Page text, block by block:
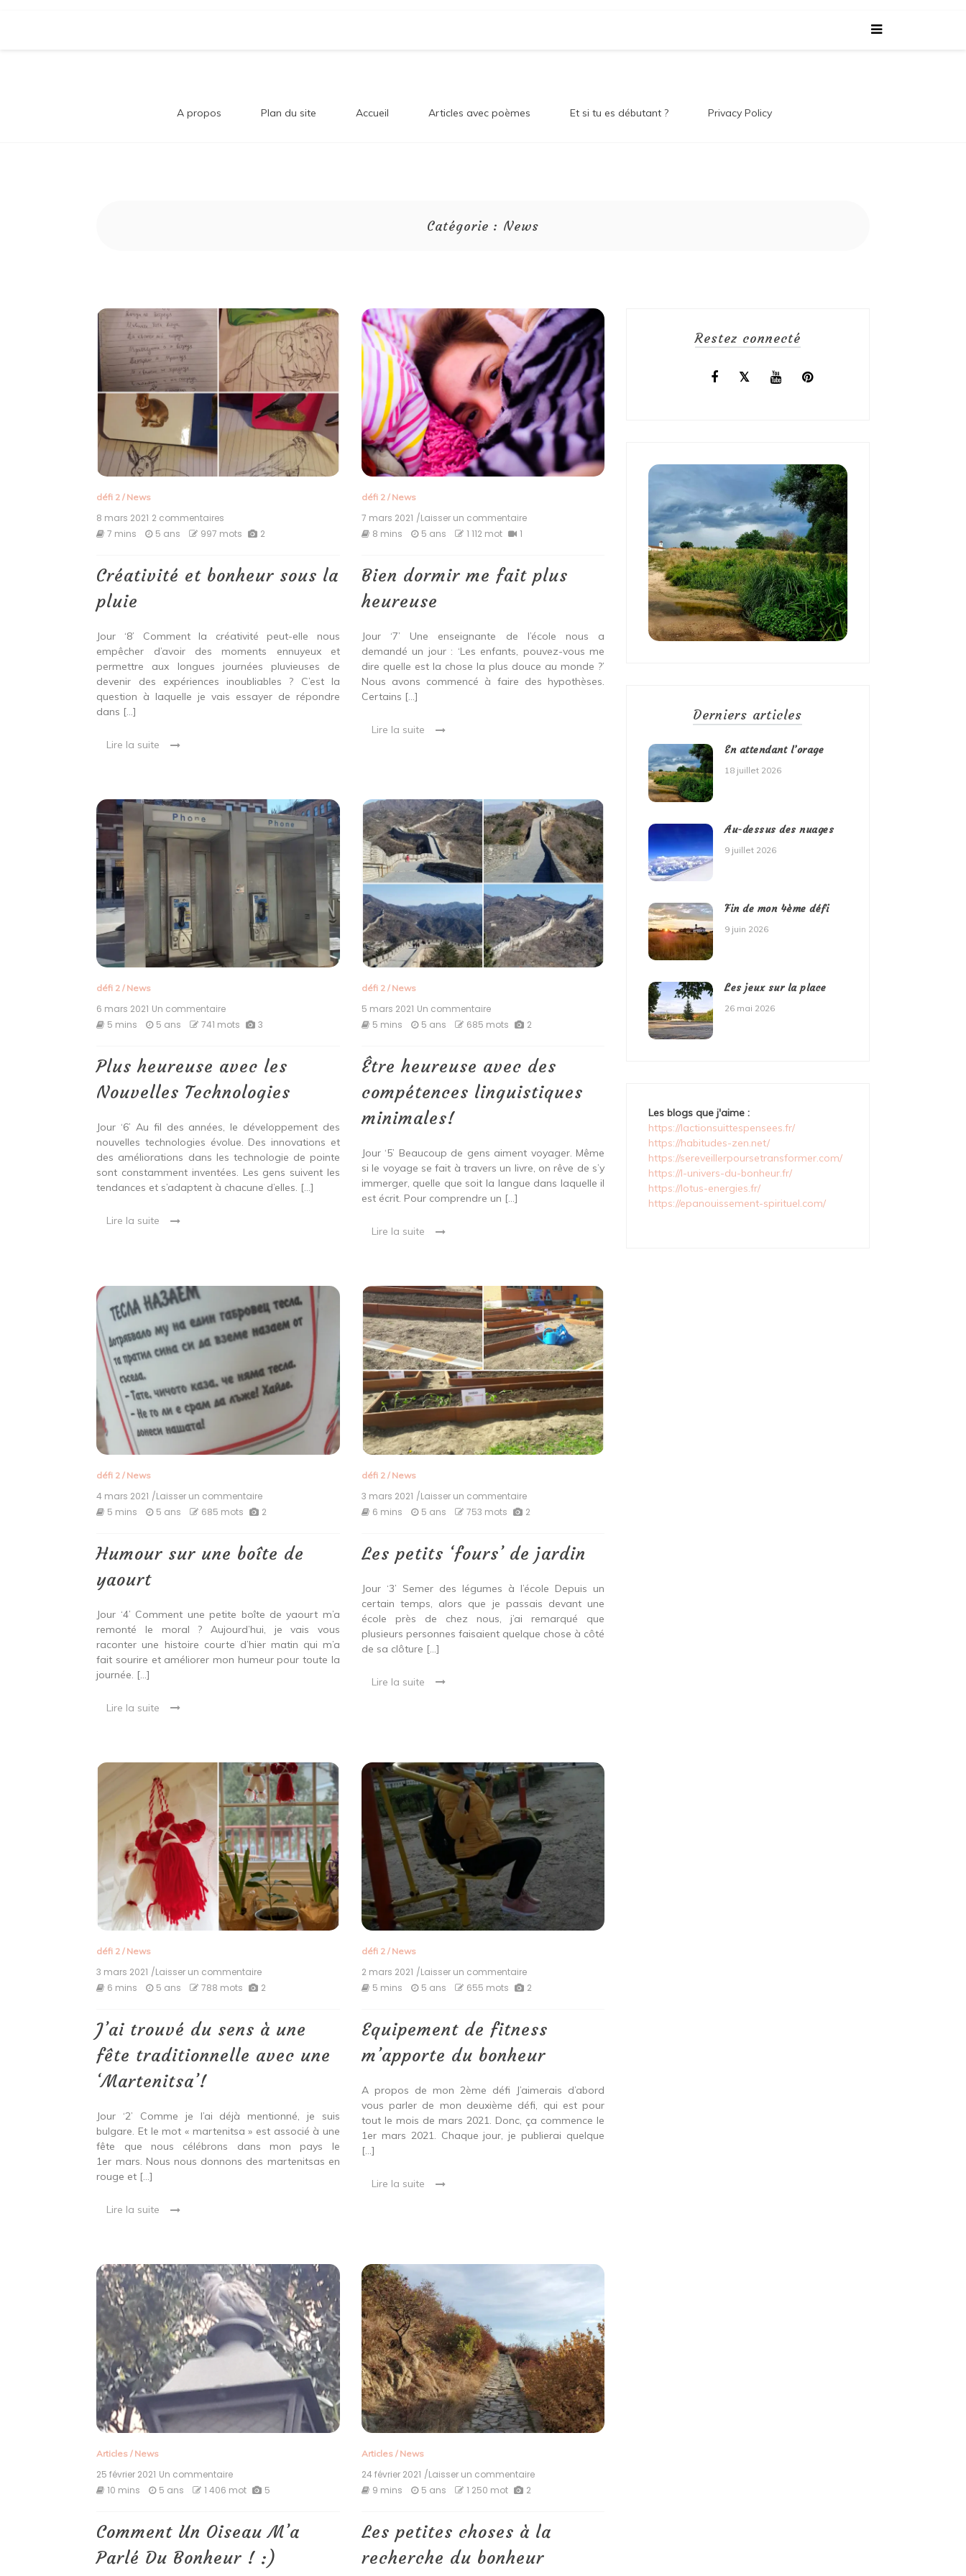
Blog Sur Le
Bonheur !
A propos Plan du site Accueil Articles avec poèmes Et si tu es débutant ? Privacy Policy
Catégorie : News
défi 2 / News
8 mars 2021 2 commentaires
Créativité
sous
la
7 mins 5 ans 997 mots 2
Créativité et bonheur sous la
pluie
Jour ‘8’ Comment la créativité peut-elle nous
empêcher d’avoir des moments ennuyeux et
permettre aux longues journées pluvieuses de
devenir des expériences inoubliables ? C’est la
question à laquelle je vais essayer de répondre
dans […]
Lire la suite
défi 2/ News
7 mars 2021 /Laisser un commentaireon
plus
8 mins 5 ans 1 112 mot 1
Bien dormir me fait plus
heureuse
Jour ‘7’ Une enseignante de l’école nous a
demandé un jour : ‘Les enfants, pouvez-vous me
dire quelle est la chose la plus douce au monde ?’
Nous avons commencé à faire des hypothèses.
Certains […]
Lire la suite
défi 2 / News
6 mars 2021 Un commentaire
Plus
les
Nouvelles
Technologies
5 mins 5 ans 741 mots 3
Plus heureuse avec les
Nouvelles Technologies
Jour ‘6’ Au fil des années, le développement des
nouvelles technologies évolue. Des innovations et
des améliorations dans les technologie de pointe
sont constamment inventées. Les gens suivent les
tendances et s’adaptent à chacune d’elles. […]
Lire la suite
défi 2/ News
5 mars 2021 Un commentairesur
Être
des
compétences
linguistiques
minimales!
5 mins 5 ans 685 mots 2
Être heureuse avec des
compétences linguistiques
minimales!
Jour ‘5’ Beaucoup de gens aiment voyager. Même
si le voyage se fait à travers un livre, on rêve de s’y
immerger, quelle que soit la langue dans laquelle il
est écrit. Pour comprendre un […]
Lire la suite
défi 2 / News
4 mars 2021 /Laisser un commentaire
Humour
boîte
de
5 mins 5 ans 685 mots 2
Humour sur une boîte de
yaourt
Jour ‘4’ Comment une petite boîte de yaourt m’a
remonté le moral ? Aujourd’hui, je vais vous
raconter une histoire courte d’hier matin qui m’a
fait sourire et améliorer mon humeur pour toute la
journée. […]
Lire la suite
défi 2/ News
3 mars 2021 /Laisser un commentaireon
Les
de
jardin
6 mins 5 ans 753 mots 2
Les petits ‘fours’ de jardin
Jour ‘3’ Semer des légumes à l’école Depuis un
certain temps, alors que je passais devant une
école près de chez nous, j’ai remarqué que
plusieurs personnes faisaient quelque chose à côté
de sa clôture […]
Lire la suite
défi 2 / News
3 mars 2021 /Laisser un commentaire
J’ai
sens
à
fête
‘Martenitsa’!
6 mins 5 ans 788 mots 2
J’ai trouvé du sens à une
fête traditionnelle avec une
‘Martenitsa’!
Jour ‘2’ Comme je l’ai déjà mentionné, je suis
bulgare. Et le mot « martenitsa » est associé à une
fête que nous célébrons dans mon pays le
1er mars. Nous nous donnons des martenitsas en
rouge et […]
Lire la suite
défi 2/ News
2 mars 2021 /Laisser un commentaireon
Equipement
du
5 mins 5 ans 655 mots 2
Equipement de fitness
m’apporte du bonheur
A propos de mon 2ème défi J’aimerais d’abord
vous parler de mon deuxième défi, qui est pour
tout le mois de mars 2021. Donc, ça commence le
1er mars 2021. Chaque jour, je publierai quelque
[…]
Lire la suite
Articles / News
25 février 2021 Un commentaire
Comment
Parlé
Bonheur
10 mins 5 ans 1 406 mot 5
Comment Un Oiseau M’a
Parlé Du Bonheur ! :)
Articles/ News
24 février 2021 /Laisser un commentaireon
à
la
du
9 mins 5 ans 1 250 mot 2
Les petites choses à la
recherche du bonheur
Restez connecté
Derniers articles
En attendant l’orage
18 juillet 2026
Au-dessus des nuages
9 juillet 2026
Fin de mon 4ème défi
9 juin 2026
Les jeux sur la place
26 mai 2026
Les blogs que j'aime :
https://lactionsuittespensees.fr/
https://habitudes-zen.net/
https://sereveillerpoursetransformer.com/
https://l-univers-du-bonheur.fr/
https://lotus-energies.fr/
https://epanouissement-spirituel.com/